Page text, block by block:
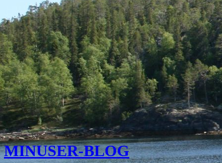
MINUSER-BLOG